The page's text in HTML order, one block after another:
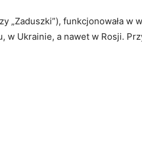
„Zaduszki”), funkcjonowała
w Ukrainie, a nawet w Rosji.